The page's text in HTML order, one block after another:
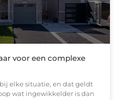
voor een complexe
elke situatie, en dat geldt
wat ingewikkelder is dan